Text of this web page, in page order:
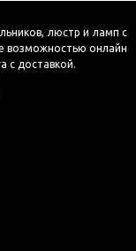
люстр и ламп с
возможностью онлайн
с доставкой.